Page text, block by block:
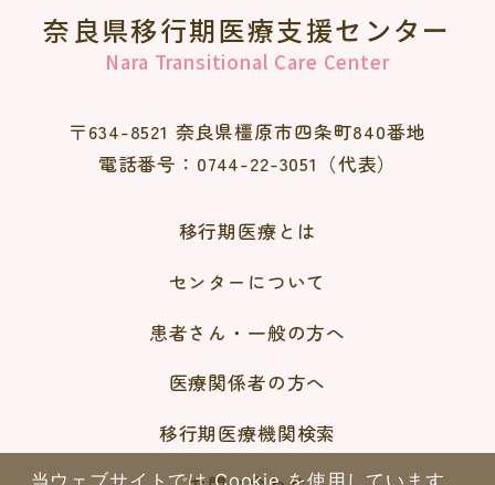
い、不正アクセス、改ざん、紛失等の防
止に必要かつ適切な安全対策を講じま
また、保有の必要がなくなった個人情報
は、適切な方法により速やかに消去また
当センターが保有する個人情報について
正・利用停止・消去等を行います。
なお、未成年者または成年被後見人の場
合は、法定代理人による請求も可能で
奈良県移行期医療支援センター
Nara Transitional Care Center
〒634-8521 奈良県橿原市四条町840番地
電話番号：0744-22-3051（代表）
移行期医療とは
センターについて
患者さん・一般の方へ
医療関係者の方へ
移行期医療機関検索
当ウェブサイトでは Cookie を使用しています。